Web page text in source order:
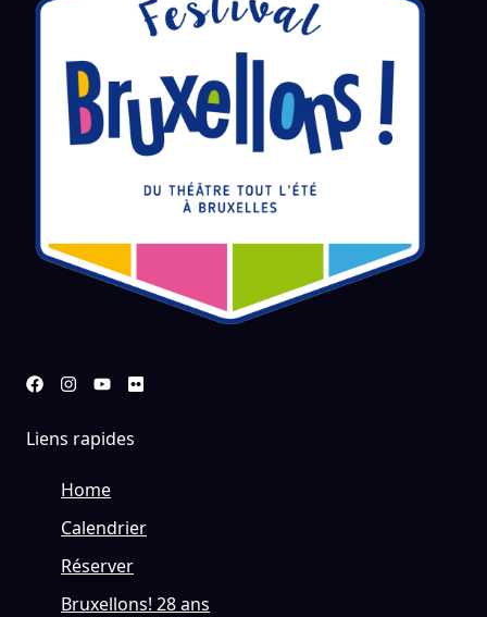
Liens rapides
Home
Calendrier
Réserver
Bruxellons! 28 ans